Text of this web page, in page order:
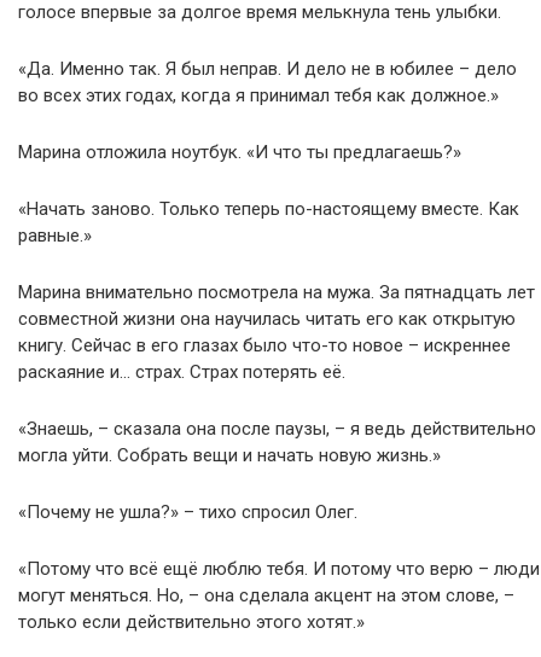
голосе впервые за долгое время мелькнула тень улыбки.
«Да. Именно так. Я был неправ. И дело не в юбилее – дело
во всех этих годах, когда я принимал тебя как должное.»
Марина отложила ноутбук. «И что ты предлагаешь?»
«Начать заново. Только теперь по-настоящему вместе. Как
равные.»
Марина внимательно посмотрела на мужа. За пятнадцать лет
совместной жизни она научилась читать его как открытую
книгу. Сейчас в его глазах было что-то новое – искреннее
раскаяние и… страх. Страх потерять её.
«Знаешь, – сказала она после паузы, – я ведь действительно
могла уйти. Собрать вещи и начать новую жизнь.»
«Почему не ушла?» – тихо спросил Олег.
«Потому что всё ещё люблю тебя. И потому что верю – люди
могут меняться. Но, – она сделала акцент на этом слове, –
только если действительно этого хотят.»